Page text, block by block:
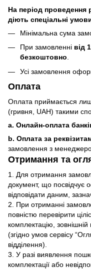
На період проведення
діють спеціальні
Мінімальна сума
При замовленні від
безкоштовно.
Усі замовлення
Оплата
Оплата приймається
(гривня, UAH) такими
a. Онлайн-оплата
b. Оплата за
замовлення з
Отримання та
1. Для отримання
документ, що посвідчує
відповідати даним,
2. При отриманні
повністю перевірити
комплектацію,
(згідно умов сервісу
відділення).
3. У разі виявлення
комплектації або